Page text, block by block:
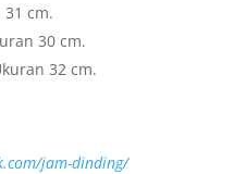
cm.
30 cm.
32 cm.
jam-dinding/